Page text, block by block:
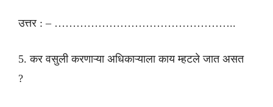
उत्तर : – …………………………………………..
5. कर वसुली करणाऱ्या अधिकाऱ्याला काय म्हटले जात असत
?